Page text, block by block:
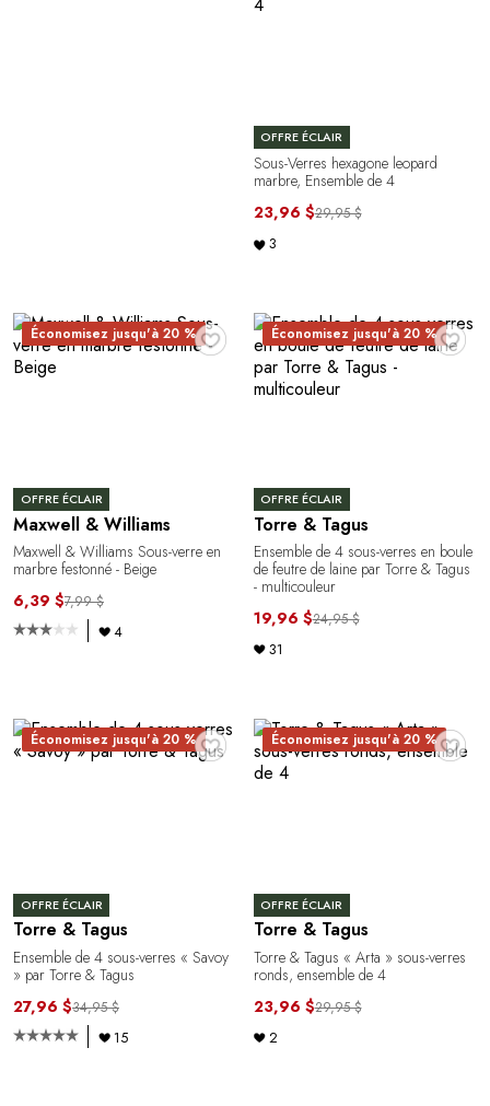
OFFRE ÉCLAIR
Sous-Verres hexagone leopard
marbre, Ensemble de 4
23,96 $29,95 $
3
♥
Économisez jusqu'à 20 %
OFFRE ÉCLAIR
Maxwell & Williams
Maxwell & Williams Sous-verre en
marbre festonné - Beige
6,39 $7,99 $
4
♥
Économisez jusqu'à 20 %
OFFRE ÉCLAIR
Torre & Tagus
Ensemble de 4 sous-verres en boule
de feutre de laine par Torre & Tagus
- multicouleur
19,96 $24,95 $
31
♥
Économisez jusqu'à 20 %
OFFRE ÉCLAIR
Torre & Tagus
Ensemble de 4 sous-verres « Savoy
» par Torre & Tagus
27,96 $34,95 $
15
♥
Économisez jusqu'à 20 %
OFFRE ÉCLAIR
Torre & Tagus
Torre & Tagus « Arta » sous-verres
ronds, ensemble de 4
23,96 $29,95 $
2